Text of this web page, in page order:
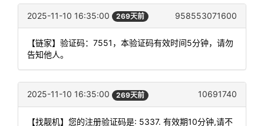
2025-11-10 16:35:00 269天前 958553071600
【链家】验证码：7551，本验证码有效时间5分钟，请勿
告知他人。
2025-11-10 16:35:00 269天前 10691740
【找靓机】您的注册验证码是: 5337. 有效期10分钟,请不